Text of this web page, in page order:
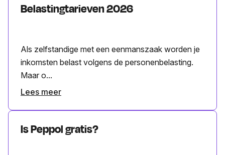
Belastingtarieven 2026
Als zelfstandige met een eenmanszaak worden je
inkomsten belast volgens de personenbelasting.
Maar o...
Lees meer
Is Peppol gratis?